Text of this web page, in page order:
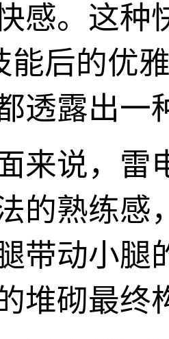
感。这
能后的优
透露出一
来说，雷
的熟练感
带动小腿
堆砌最终